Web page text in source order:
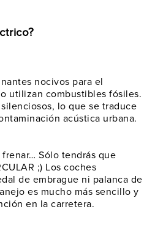
nocivos para el
utilizan combustibles fósiles.
lo que se traduce
acústica urbana.
frenar… Sólo tendrás que
;) Los coches
de embrague ni palanca de
es mucho más sencillo y
en la carretera.